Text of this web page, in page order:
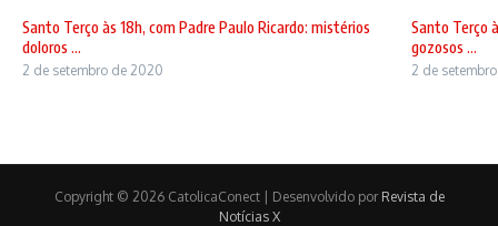
Santo Terço às 18h, com Padre Paulo Ricardo: mistérios
doloros ...
2 de setembro de 2020
Santo Terço
gozosos ...
2 de
Copyright © 2026 CatolicaConect | Desenvolvido por Revista de
Notícias X